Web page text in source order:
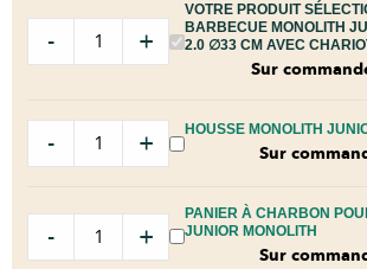
VOTRE PRODUIT
BARBECUE MONOLITH
2.0 ∅33 CM AVEC
Sur
- +
HOUSSE MONOLITH
Sur
- +
PANIER À CHARBON
JUNIOR MONOLITH
Sur
- +